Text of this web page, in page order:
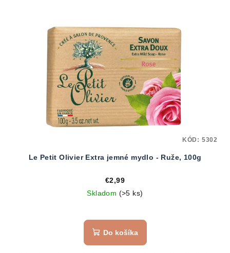
Le Petit Olivier Extra jemné mydlo - Ruže, 100g
€2,99
Skladom (>5 ks)
Do košíka
KÓD: 5302